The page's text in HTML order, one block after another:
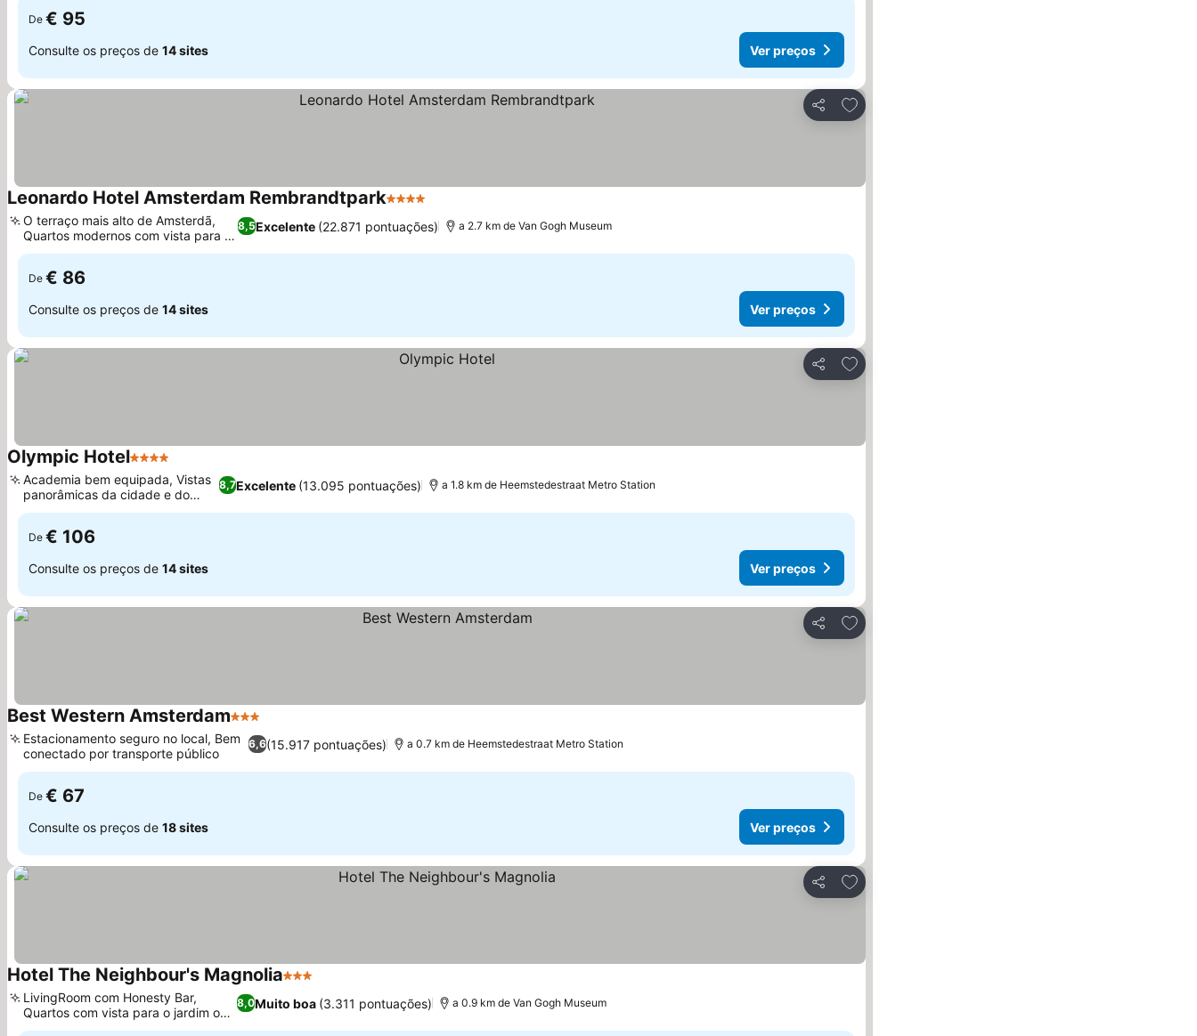
De € 95
Consulte os preços de 14 sites Ver preços
Partilhar
Adicionar aos favoritos
Leonardo Hotel Amsterdam Rembrandtpark4 Estrelas
8,5Excelente (22.871 pontuações)
O terraço mais alto de Amsterdã,
Quartos modernos com vista para a
cidade
a 2.7 km de Van Gogh Museum
De € 86
Consulte os preços de 14 sites Ver preços
Partilhar
Adicionar aos favoritos
Olympic Hotel4 Estrelas
8,7Excelente (13.095 pontuações)
Academia bem equipada, Vistas
panorâmicas da cidade e do
canal
a 1.8 km de Heemstedestraat Metro Station
De € 106
Consulte os preços de 14 sites Ver preços
Partilhar
Adicionar aos favoritos
Best Western Amsterdam3 Estrelas
6,6(15.917 pontuações)
Estacionamento seguro no local, Bem
conectado por transporte público
a 0.7 km de Heemstedestraat Metro Station
De € 67
Consulte os preços de 18 sites Ver preços
Partilhar
Adicionar aos favoritos
Hotel The Neighbour's Magnolia3 Estrelas
8,0Muito boa (3.311 pontuações)
LivingRoom com Honesty Bar,
Quartos com vista para o jardim ou
varandas
a 0.9 km de Van Gogh Museum